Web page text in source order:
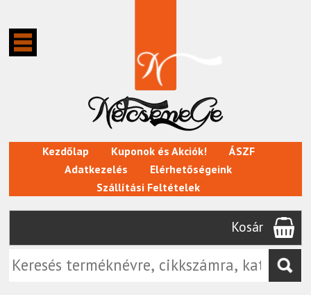
Kezdőlap Kuponok és Akciók!
ÁSZF
Adatkezelés
Elérhetőségeink
Szállítási Feltételek
Kosár